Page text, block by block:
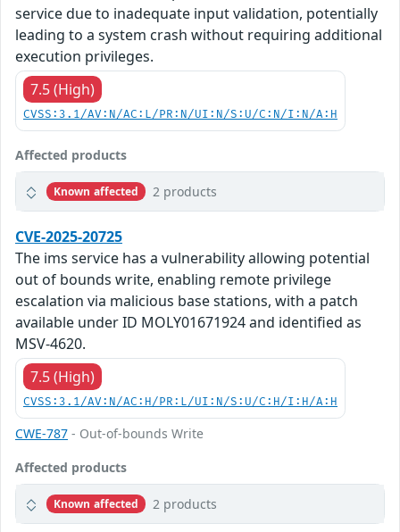
service due to inadequate input validation, potentially
leading to a system crash without requiring additional
execution privileges.
7.5 (High)
CVSS:3.1/AV:N/AC:L/PR:N/UI:N/S:U/C:N/I:N/A:H
Affected products
Known affected 2 products
CVE-2025-20725
The ims service has a vulnerability allowing potential
out of bounds write, enabling remote privilege
escalation via malicious base stations, with a patch
available under ID MOLY01671924 and identified as
MSV-4620.
7.5 (High)
CVSS:3.1/AV:N/AC:H/PR:L/UI:N/S:U/C:H/I:H/A:H
CWE-787 - Out-of-bounds Write
Affected products
Known affected 2 products